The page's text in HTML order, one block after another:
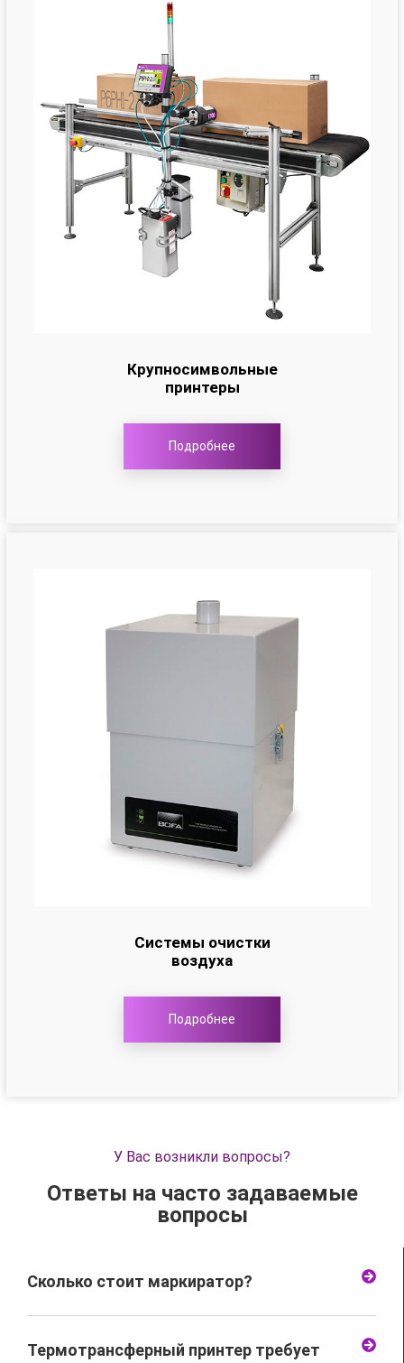
Крупносимвольные
принтеры
Подробнее
Системы очистки
воздуха
Подробнее
У Вас возникли вопросы?
Ответы на часто задаваемые
вопросы
Сколько стоит маркиратор?
Термотрансферный принтер требует